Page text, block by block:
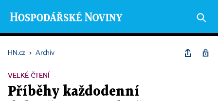
HN.cz › Archiv
VELKÉ ČTENÍ
Příběhy každodenní